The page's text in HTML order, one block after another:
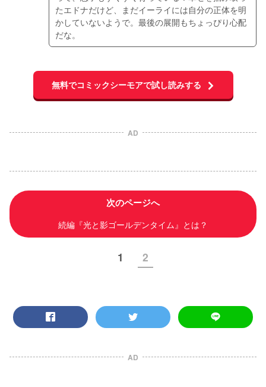
たエドナだけど、まだイーライには自分の正体を明
かしていないようで。最後の展開もちょっぴり心配
だな。
無料でコミックシーモアで試し読みする
AD
次のページへ
続編『光と影ゴールデンタイム』とは？
1 2
AD